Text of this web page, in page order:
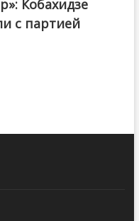
Кобахидзе
с партией